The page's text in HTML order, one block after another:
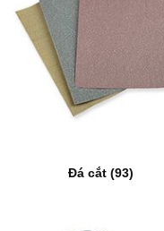
Đá cắt (93)